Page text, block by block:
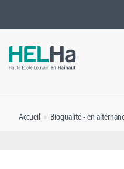
Accueil » Bioqualité - en